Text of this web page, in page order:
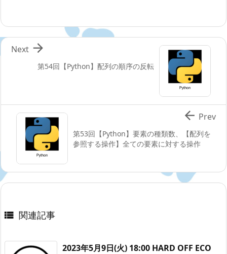
第54回【Python】配列の順序の反転

Next
第53回【Python】要素の種類数、【配列を
参照する操作】全ての要素に対する操作
 Prev
 関連記事
2023年5月9日(火) 18:00 HARD OFF ECO